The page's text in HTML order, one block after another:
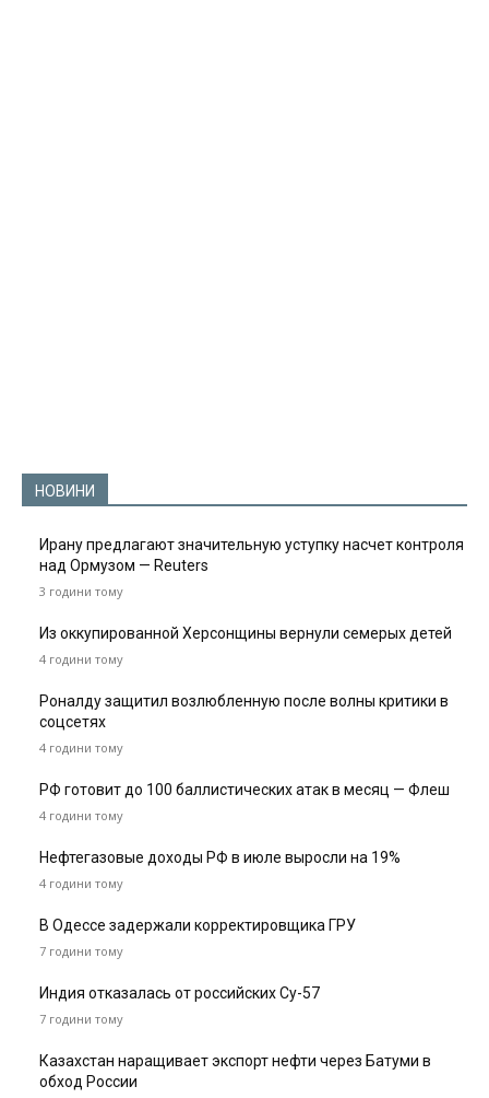
НОВИНИ
Ирану предлагают значительную уступку насчет контроля
над Ормузом — Reuters
3 години тому
Из оккупированной Херсонщины вернули семерых детей
4 години тому
Роналду защитил возлюбленную после волны критики в
соцсетях
4 години тому
РФ готовит до 100 баллистических атак в месяц — Флеш
4 години тому
Нефтегазовые доходы РФ в июле выросли на 19%
4 години тому
В Одессе задержали корректировщика ГРУ
7 години тому
Индия отказалась от российских Су-57
7 години тому
Казахстан наращивает экспорт нефти через Батуми в
обход России